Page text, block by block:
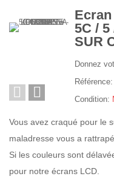
5C / 5
SUR
Donnez
Référence:
Condition:
Vous avez craqué pour le
maladresse vous a
Si les couleurs sont
pour notre écrans LCD.